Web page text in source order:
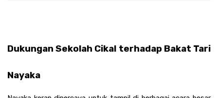
Dukungan Sekolah Cikal terhadap Bakat Tari
Nayaka